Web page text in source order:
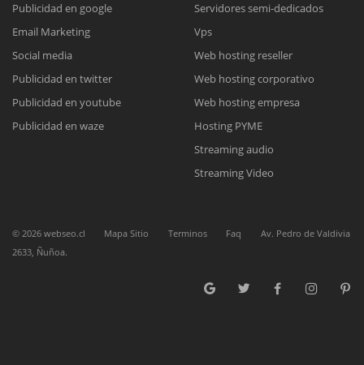
Reunión online
Nuestros ejecutivos le enviarán un correo electrónico con el enlace a
Meet para la reunión online.
Cotización
Complete el formulario y nos contactaremos a la brevedad.
Chat Online
para enviarnos un correo electrónico con sus datos personales.
Publicidad en google
Email Marketing
Social media
Publicidad en twitter
Publicidad en youtube
Publicidad en waze
Servidores semi-dedicados
Vps
Web hosting reseller
Web hosting corporativo
Web hosting empresa
Hosting PYME
Streaming audio
Streaming Video
© 2026 webseo.cl Mapa Sitio Terminos Faq
Av. Pedro de Valdivia
2633, Ñuñoa.